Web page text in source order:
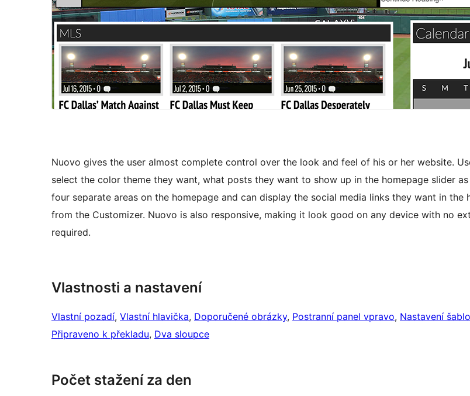
Nuovo gives the user almost complete control over the look and feel of his or her website.
select the color theme they want, what posts they want to show up in the homepage slider
four separate areas on the homepage and can display the social media links they want in the
from the Customizer. Nuovo is also responsive, making it look good on any device with no
required.
Vlastnosti a nastavení
Vlastní pozadí, Vlastní hlavička, Doporučené obrázky, Postranní panel vpravo, Nastavení
Připraveno k překladu, Dva sloupce
Počet stažení za den